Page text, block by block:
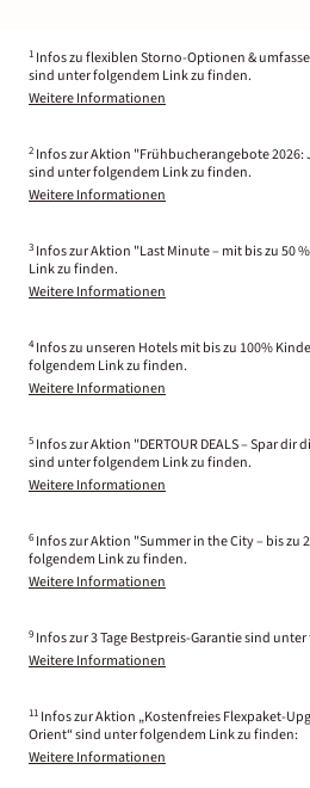
1 Infos zu flexiblen Storno-Optionen &
sind unter folgendem Link zu finden.
Weitere Informationen
2 Infos zur Aktion "Frühbucherangebote 2026:
sind unter folgendem Link zu finden.
Weitere Informationen
3 Infos zur Aktion "Last Minute – mit bis zu 50
Link zu finden.
Weitere Informationen
4 Infos zu unseren Hotels mit bis zu 100%
folgendem Link zu finden.
Weitere Informationen
5 Infos zur Aktion "DERTOUR DEALS – Spar dir
sind unter folgendem Link zu finden.
Weitere Informationen
6 Infos zur Aktion "Summer in the City – bis zu
folgendem Link zu finden.
Weitere Informationen
9 Infos zur 3 Tage Bestpreis-Garantie sind
Weitere Informationen
11 Infos zur Aktion „Kostenfreies Flexpaket-
Orient“ sind unter folgendem Link zu finden:
Weitere Informationen